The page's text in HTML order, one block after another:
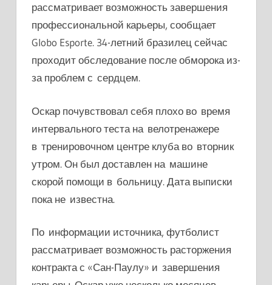
рассматривает возможность завершения
профессиональной карьеры, сообщает
Globo Esporte. 34-летний бразилец сейчас
проходит обследование после обморока из-
за проблем с сердцем.
Оскар почувствовал себя плохо во время
интервального теста на велотренажере
в тренировочном центре клуба во вторник
утром. Он был доставлен на машине
скорой помощи в больницу. Дата выписки
пока не известна.
По информации источника, футболист
рассматривает возможность расторжения
контракта с «Сан-Паулу» и завершения